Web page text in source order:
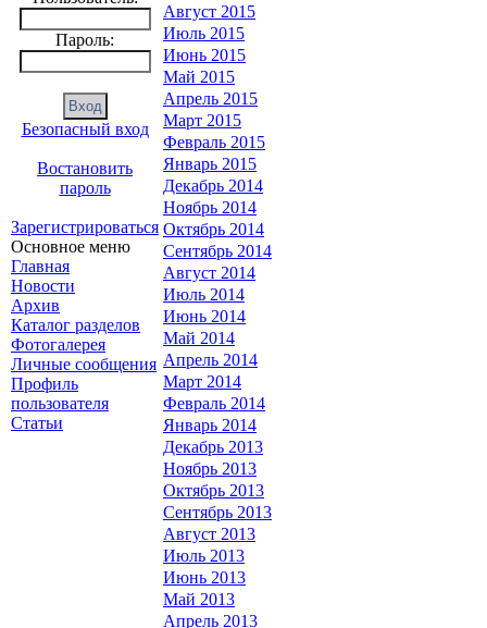
Пароль:
Безопасный вход
Востановить
пароль
Зарегистрироваться
Основное меню
Главная
Новости
Архив
Каталог разделов
Фотогалерея
Личные сообщения
Профиль
пользователя
Статьи
Август 2015
Июль 2015
Июнь 2015
Май 2015
Апрель 2015
Март 2015
Февраль 2015
Январь 2015
Декабрь 2014
Ноябрь 2014
Октябрь 2014
Сентябрь 2014
Август 2014
Июль 2014
Июнь 2014
Май 2014
Апрель 2014
Март 2014
Февраль 2014
Январь 2014
Декабрь 2013
Ноябрь 2013
Октябрь 2013
Сентябрь 2013
Август 2013
Июль 2013
Июнь 2013
Май 2013
Апрель 2013